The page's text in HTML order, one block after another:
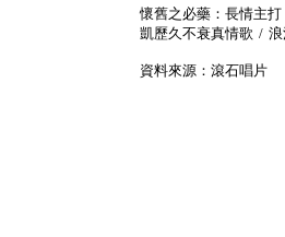
懷舊之必藥：長情主
凱歷久不衰真情歌 /
資料來源：滾石唱片